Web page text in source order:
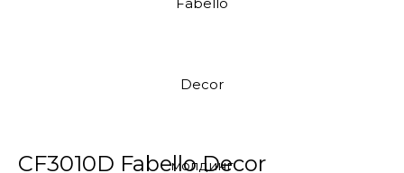
CF3010D Fabello Decor